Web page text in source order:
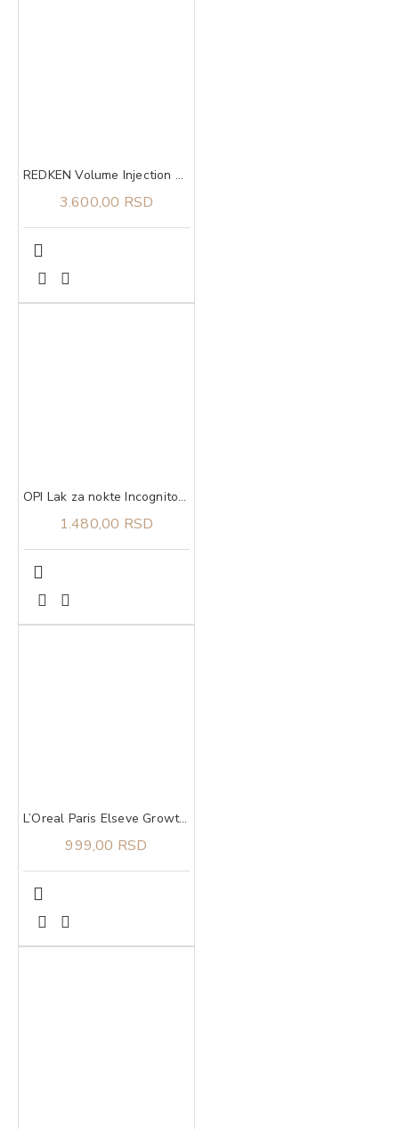
REDKEN Volume Injection šampon 300 ml
3.600,00 RSD
OPI Lak za nokte Incognito Mode
1.480,00 RSD
L’Oreal Paris Elseve Growth Booster šampon 200 ml
999,00 RSD